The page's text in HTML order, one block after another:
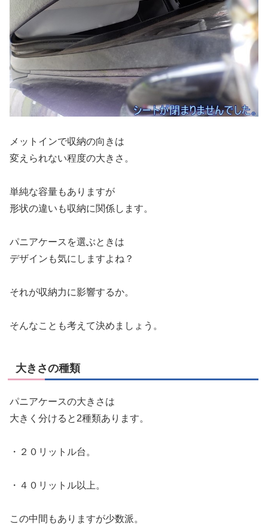
メットインで収納の向きは
変えられない程度の大きさ。
単純な容量もありますが
形状の違いも収納に関係します。
パニアケースを選ぶときは
デザインも気にしますよね？
それが収納力に影響するか。
そんなことも考えて決めましょう。
大きさの種類
パニアケースの大きさは
大きく分けると2種類あります。
・２０リットル台。
・４０リットル以上。
この中間もありますが少数派。